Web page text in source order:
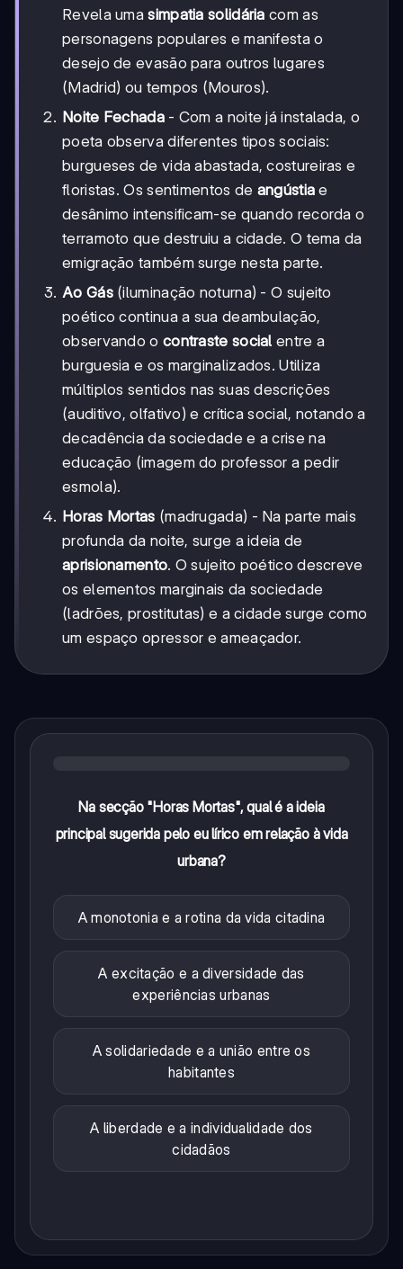
Revela umasimpatia solidária com as
personagens populares e manifesta o
desejo de evasão para outros lugares
(Madrid) ou tempos (Mouros).
Noite Fechada- Com a noite já instalada, o
poeta observa diferentes tipos sociais:
burgueses de vida abastada, costureiras e
floristas. Os sentimentos de angústia e
desânimo intensificam-se quando recorda o
terramoto que destruiu a cidade. O tema da
emigração também surge nesta parte.
Ao Gás(iluminação noturna) - O sujeito
poético continua a sua deambulação,
observando o contraste social entre a
burguesia e os marginalizados. Utiliza
múltiplos sentidos nas suas descrições
(auditivo, olfativo) e crítica social, notando a
decadência da sociedade e a crise na
educação (imagem do professor a pedir
esmola).
Horas Mortas (madrugada) - Na parte mais
profunda da noite, surge a ideia de
aprisionamento. O sujeito poético descreve
os elementos marginais da sociedade
(ladrões, prostitutas) e a cidade surge como
um espaço opressor e ameaçador.
Na secção "Horas Mortas", qual é a ideia
principal sugerida pelo eu lírico em relação à vida
urbana?
A monotonia e a rotina da vida citadina
A excitação e a diversidade das
experiências urbanas
A solidariedade e a união entre os
habitantes
A liberdade e a individualidade dos
cidadãos